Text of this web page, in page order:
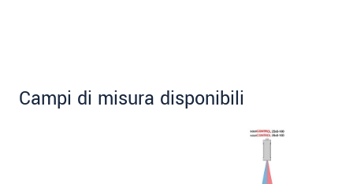
Campi di misura disponibili